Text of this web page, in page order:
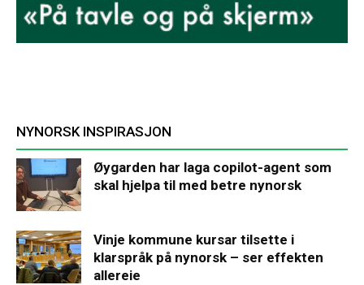
NYNORSK INSPIRASJON
Øygarden har laga copilot-agent som
skal hjelpa til med betre nynorsk
Vinje kommune kursar tilsette i
klarspråk på nynorsk – ser effekten
allereie